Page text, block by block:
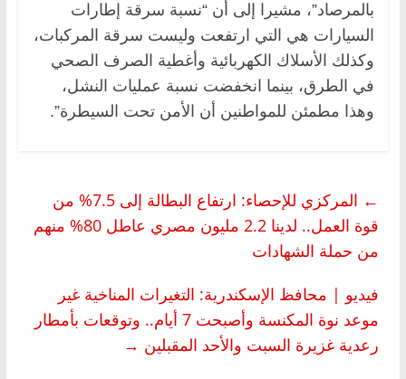
بالمرصاد”، مشيرا إلى أن “نسبة سرقة إطارات
السيارات هي التي ارتفعت وليست سرقة المركبات،
وكذلك الأسلاك الكهربائية وأغطية الصرف الصحي
في الطرق، بينما انخفضت نسبة عمليات النشل،
وهذا مطمئن للمواطنين أن الأمن تحت السيطرة”.
←
المركزي للإحصاء: ارتفاع البطالة إلى 7.5% من
قوة العمل.. لدينا 2.2 مليون مصري عاطل 80% منهم
من حملة الشهادات
فيديو | محافظ الإسكندرية: التغيرات المناخية غير
موعد نوة المكنسة وأصبحت 7 أيام.. وتوقعات بأمطار
رعدية غزيرة السبت والأحد المقبلين →